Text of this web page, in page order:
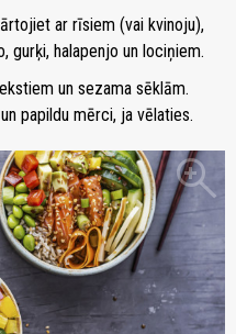
ar rīsiem (vai kvinoju),
gurķi, halapenjo un lociņiem.
un sezama sēklām.
papildu mērci, ja vēlaties.
zoom_in